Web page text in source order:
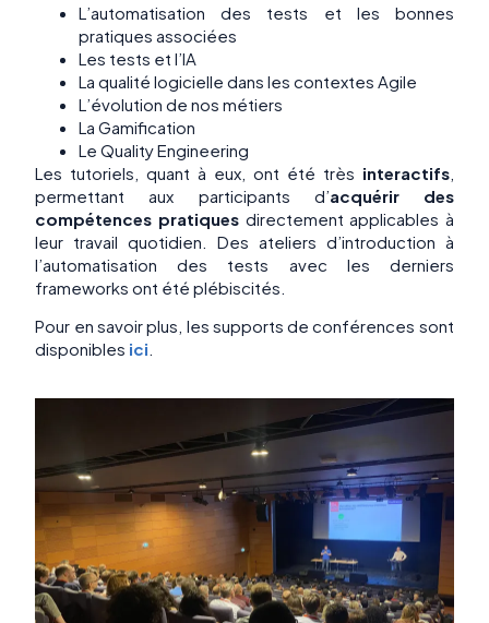
L’automatisation des tests et les bonnes
pratiques associées
Les tests et l’IA
La qualité logicielle dans les contextes Agile
L’évolution de nos métiers
La Gamification
Le Quality Engineering
Les tutoriels, quant à eux, ont été très interactifs,
permettant aux participants d’acquérir des
compétences pratiquesdirectement applicables à
leur travail quotidien. Des ateliers d’introduction à
l’automatisation des tests avec les derniers
frameworks ont été plébiscités.
Pour en savoir plus, les supports de conférences sont
disponibles ici